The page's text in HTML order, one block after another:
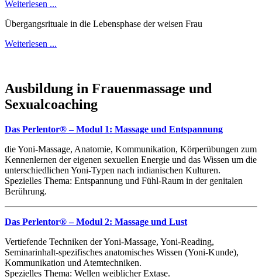
Weiterlesen ...
Übergangsrituale in die Lebensphase der weisen Frau
Weiterlesen ...
Ausbildung in Frauenmassage und
Sexualcoaching
Das Perlentor® – Modul 1: Massage und Entspannung
die Yoni-Massage, Anatomie, Kommunikation, Körperübungen zum
Kennenlernen der eigenen sexuellen Energie und das Wissen um die
unterschiedlichen Yoni-Typen nach indianischen Kulturen.
Spezielles Thema: Entspannung und Fühl-Raum in der genitalen
Berührung.
Das Perlentor® – Modul 2: Massage und Lust
Vertiefende Techniken der Yoni-Massage, Yoni-Reading,
Seminarinhalt-spezifisches anatomisches Wissen (Yoni-Kunde),
Kommunikation und Atemtechniken.
Spezielles Thema: Wellen weiblicher Extase.